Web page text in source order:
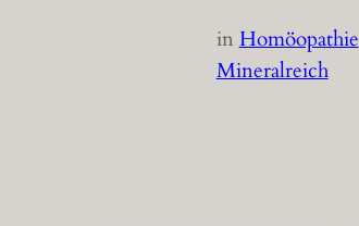
inHomöopathie
Mineralreich